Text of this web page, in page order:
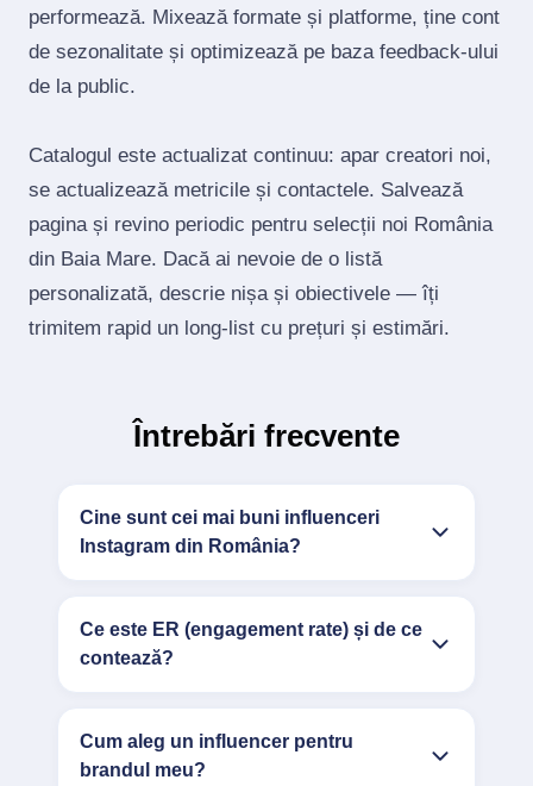
performează. Mixează formate și platforme, ține cont
de sezonalitate și optimizează pe baza feedback‑ului
de la public.
Catalogul este actualizat continuu: apar creatori noi,
se actualizează metricile și contactele. Salvează
pagina și revino periodic pentru selecții noi România
din Baia Mare. Dacă ai nevoie de o listă
personalizată, descrie nișa și obiectivele — îți
trimitem rapid un long‑list cu prețuri și estimări.
Întrebări frecvente
Cine sunt cei mai buni influenceri
Instagram din România?
Ce este ER (engagement rate) și de ce
contează?
Cum aleg un influencer pentru
brandul meu?